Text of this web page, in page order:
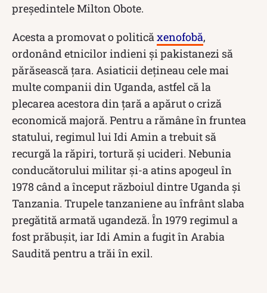
președintele Milton Obote.
Acesta a promovat o politică xenofobă,
ordonând etnicilor indieni și pakistanezi să
părăsească țara. Asiaticii dețineau cele mai
multe companii din Uganda, astfel că la
plecarea acestora din țară a apărut o criză
economică majoră. Pentru a rămâne în fruntea
statului, regimul lui Idi Amin a trebuit să
recurgă la răpiri, tortură și ucideri. Nebunia
conducătorului militar și-a atins apogeul în
1978 când a început războiul dintre Uganda și
Tanzania. Trupele tanzaniene au înfrânt slaba
pregătită armată ugandeză. În 1979 regimul a
fost prăbușit, iar Idi Amin a fugit în Arabia
Saudită pentru a trăi în exil.